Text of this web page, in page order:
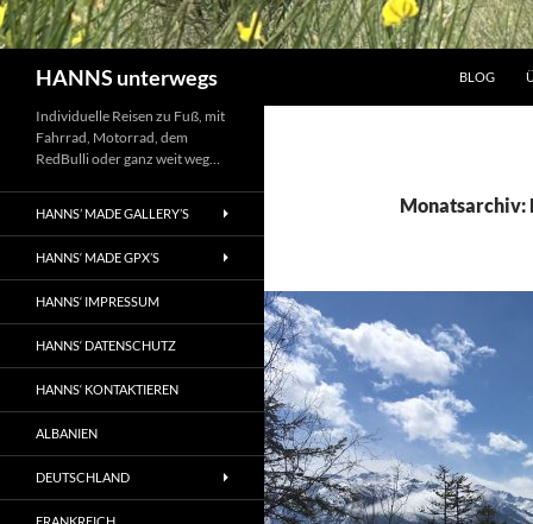
HANNS unterwegs BLOG
Monatsarchiv:
Individuelle Reisen zu Fuß, mit
Fahrrad, Motorrad, dem
RedBulli oder ganz weit weg…
HANNS’ MADE GALLERY’S
HANNS‘ MADE GPX’S
HANNS‘ IMPRESSUM
HANNS‘ DATENSCHUTZ
HANNS‘ KONTAKTIEREN
ALBANIEN
DEUTSCHLAND